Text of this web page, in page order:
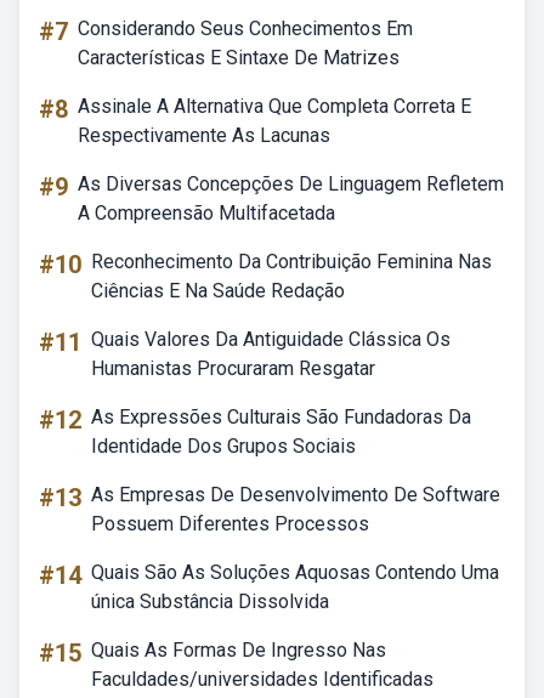
#7 Considerando Seus Conhecimentos Em
Características E Sintaxe De Matrizes
#8 Assinale A Alternativa Que Completa Correta E
Respectivamente As Lacunas
#9 As Diversas Concepções De Linguagem Refletem
A Compreensão Multifacetada
#10 Reconhecimento Da Contribuição Feminina Nas
Ciências E Na Saúde Redação
#11 Quais Valores Da Antiguidade Clássica Os
Humanistas Procuraram Resgatar
#12 As Expressões Culturais São Fundadoras Da
Identidade Dos Grupos Sociais
#13 As Empresas De Desenvolvimento De Software
Possuem Diferentes Processos
#14 Quais São As Soluções Aquosas Contendo Uma
única Substância Dissolvida
#15 Quais As Formas De Ingresso Nas
Faculdades/universidades Identificadas